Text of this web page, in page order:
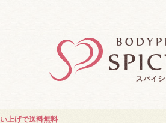
上げで送料無料